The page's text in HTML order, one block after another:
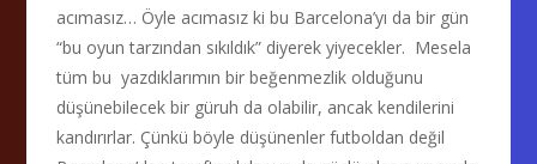
acımasız… Öyle acımasız ki bu Barcelona’yı da bir gün
“bu oyun tarzından sıkıldık” diyerek yiyecekler. Mesela
tüm bu yazdıklarımın bir beğenmezlik olduğunu
düşünebilecek bir güruh da olabilir, ancak kendilerini
kandırırlar. Çünkü böyle düşünenler futboldan değil